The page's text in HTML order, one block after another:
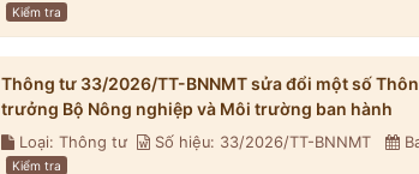
Kiểm tra
Thông tư 33/2026/TT-BNNMT sửa đổi một số
trưởng Bộ Nông nghiệp và Môi trường ban hành
Loại: Thông tư Số hiệu: 33/2026/TT-BNNMT
Kiểm tra